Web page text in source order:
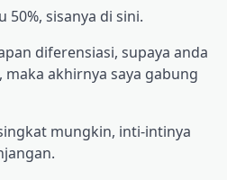
50%, sisanya di sini.
diferensiasi, supaya anda
akhirnya saya gabung
mungkin, inti-intinya